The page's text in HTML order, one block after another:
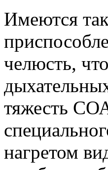
Имеются
челюсть,
тяжесть
нагретом